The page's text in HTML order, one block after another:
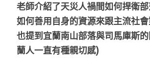
老師介紹了天災人禍間如何捍衛
如何善用自身的資源來跟主流社
也提到宜蘭南山部落與司馬庫斯
蘭人一直有種親切感)